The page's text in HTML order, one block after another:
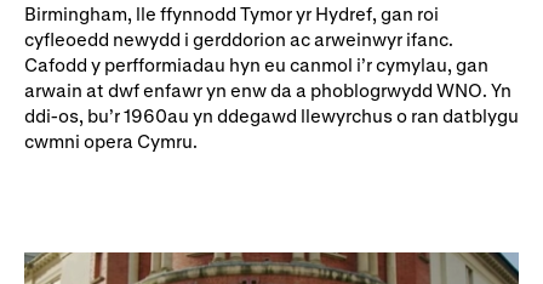
Birmingham, lle ffynnodd Tymor yr Hydref, gan roi
cyfleoedd newydd i gerddorion ac arweinwyr ifanc.
Cafodd y perfformiadau hyn eu canmol i’r cymylau, gan
arwain at dwf enfawr yn enw da a phoblogrwydd WNO. Yn
ddi-os, bu’r 1960au yn ddegawd llewyrchus o ran datblygu
cwmni opera Cymru.